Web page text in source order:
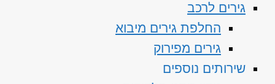
גירים לרכב
החלפת גירים מיבוא
גירים מפירוק
שירותים נוספים